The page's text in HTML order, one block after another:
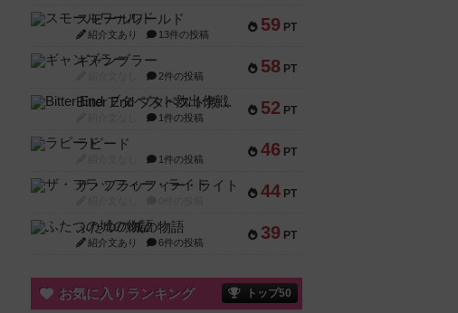
59 PT
スモールワールド
紹介文あり 13件の投稿
58 PT
ギャンブラー
2件の投稿
52 PT
Bitter End ブタペスト救出作戦
1件の投稿
46 PT
ラピード
1件の投稿
44 PT
ザ・フラッフィー・ライト
39 PT
ふたつの城の物語
紹介文あり 6件の投稿
お気に入りランキング トップ50